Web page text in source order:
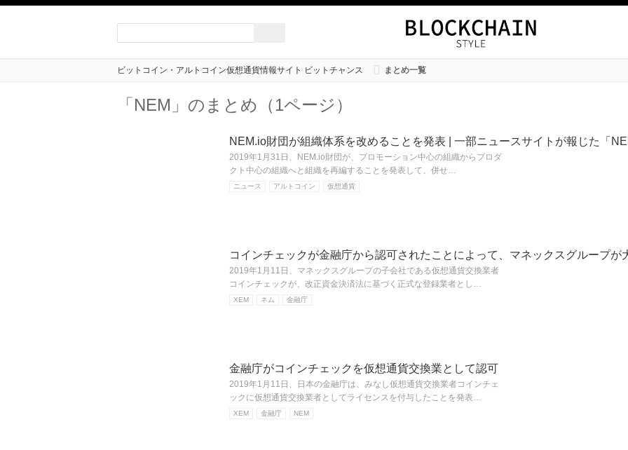
ビットコイン・アルトコイン仮想通貨情報サイト ビットチャンス まとめ一覧
「NEM」のまとめ（1ページ）
NEM.io財団が組織体系を改めることを発表 | 一部ニュースサイトが報じた「
2019年1月31日、NEM.io財団が、プロモーション中心の組織からプロダ
クト中心の組織へと組織を再編することを発表して、併せ…
ニュース アルトコイン 仮想通貨
コインチェックが金融庁から認可されたことによって、マネックスグループが
2019年1月11日、マネックスグループの子会社である仮想通貨交換業者
コインチェックが、改正資金決済法に基づく正式な登録業者とし…
XEM ネム 金融庁
金融庁がコインチェックを仮想通貨交換業として認可
2019年1月11日、日本の金融庁は、みなし仮想通貨交換業者コインチェ
ックに仮想通貨交換業者としてライセンスを付与したことを発表…
XEM 金融庁 NEM